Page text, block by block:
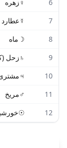
6
♀ زهره
7
☿ عطارد
8
☽ ماه
9
♄ زحل
10
♃
11
♂مریخ
12
☉